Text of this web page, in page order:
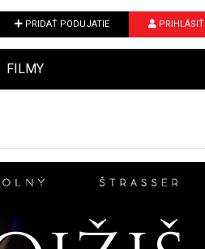
PRIDAŤ PODUJATIE PRIHLÁSIŤ
FILMY